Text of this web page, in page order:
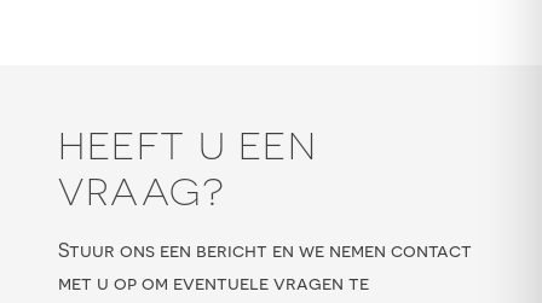
HEEFT U EEN
VRAAG?
Stuur ons een bericht en we nemen contact
met u op om eventuele vragen te